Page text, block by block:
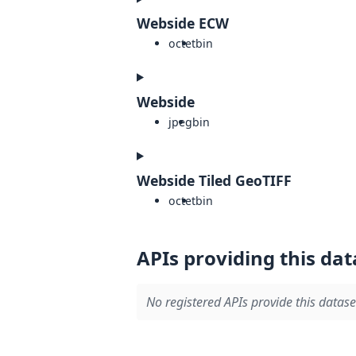
Webside ECW
octetbin
Webside
jpegbin
Webside Tiled GeoTIFF
octetbin
APIs providing this
No registered APIs provide this